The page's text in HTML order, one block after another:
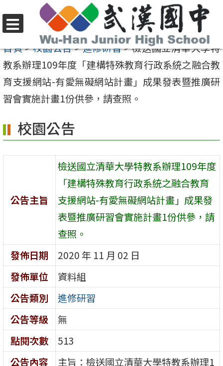
至
要
內
容
選
單
首頁>校園公告>進修研習>檢送國立清華大學特
教系辦理109年度「建構特殊教育行政系統之融合教
育支援網站-有愛無礙網站計畫」成果發表暨推廣研
習會實施計畫1份供參，請查照。
校園公告
公告主旨
檢送國立清華大學特教系辦理109年度
「建構特殊教育行政系統之融合教育
支援網站-有愛無礙網站計畫」成果發
表暨推廣研習會實施計畫1份供參，請
查照。
發佈日期
2020 年 11 月 02 日
發佈單位
資料組
公告類別
進修研習
公告等級
無
點閱次數
513
公告內容
主旨：檢送國立清華大學特教系辦理1